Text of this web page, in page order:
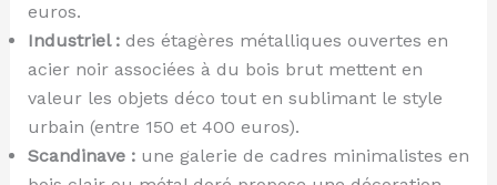
euros.
Industriel :des étagères métalliques ouvertes en
acier noir associées à du bois brut mettent en
valeur les objets déco tout en sublimant le style
urbain (entre 150 et 400 euros).
Scandinave :une galerie de cadres minimalistes en